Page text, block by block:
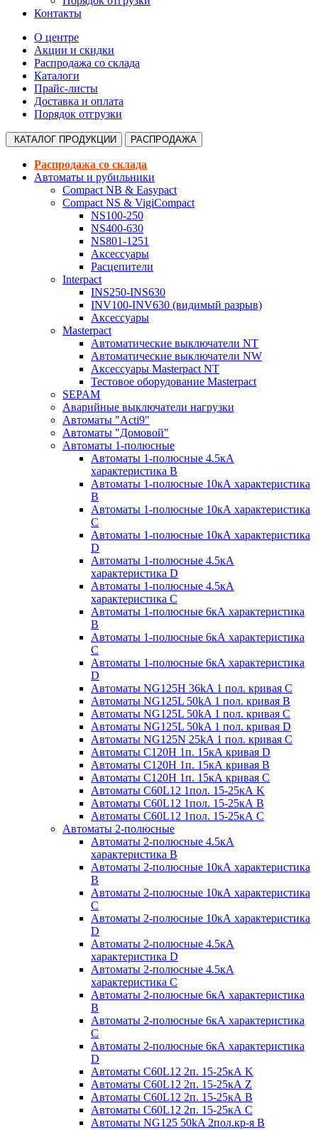
Контакты
О центре
Акции и скидки
Распродажа со склада
Каталоги
Прайс-листы
Доставка и оплата
Порядок отгрузки
КАТАЛОГ ПРОДУКЦИИ РАСПРОДАЖА
Распродажа со склада
Автоматы и рубильники
Compact NB & Easypact
Compact NS & VigiCompact
NS100-250
NS400-630
NS801-1251
Аксессуары
Расцепители
Interpact
INS250-INS630
INV100-INV630 (видимый разрыв)
Аксессуары
Masterpact
Автоматические выключатели NT
Автоматические выключатели NW
Аксессуары Masterpact NT
Тестовое оборудование Masterpact
SEPAM
Аварийные выключатели нагрузки
Автоматы "Acti9"
Автоматы "Домовой"
Автоматы 1-полюсные
Автоматы 1-полюсные 4.5кА
характеристика В
Автоматы 1-полюсные 10кА характеристика
B
Автоматы 1-полюсные 10кА характеристика
C
Автоматы 1-полюсные 10кА характеристика
D
Автоматы 1-полюсные 4.5кА
характеристика D
Автоматы 1-полюсные 4.5кА
характеристика С
Автоматы 1-полюсные 6кА характеристика
B
Автоматы 1-полюсные 6кА характеристика
C
Автоматы 1-полюсные 6кА характеристика
D
Автоматы NG125H 36kA 1 пол. кривая C
Автоматы NG125L 50kA 1 пол. кривая B
Автоматы NG125L 50kA 1 пол. кривая C
Автоматы NG125L 50kA 1 пол. кривая D
Автоматы NG125N 25kA 1 пол. кривая C
Автоматы С120H 1п. 15кА кривая D
Автоматы С120H 1п. 15кА кривая В
Автоматы С120H 1п. 15кА кривая С
Автоматы С60L12 1пол. 15-25кА K
Автоматы С60L12 1пол. 15-25кА В
Автоматы С60L12 1пол. 15-25кА С
Автоматы 2-полюсные
Автоматы 2-полюсные 4.5кА
характеристика В
Автоматы 2-полюсные 10кА характеристика
B
Автоматы 2-полюсные 10кА характеристика
C
Автоматы 2-полюсные 10кА характеристика
D
Автоматы 2-полюсные 4.5кА
характеристика D
Автоматы 2-полюсные 4.5кА
характеристика С
Автоматы 2-полюсные 6кА характеристика
B
Автоматы 2-полюсные 6кА характеристика
C
Автоматы 2-полюсные 6кА характеристика
D
Автоматы C60L12 2п. 15-25кА K
Автоматы C60L12 2п. 15-25кА Z
Автоматы C60L12 2п. 15-25кА B
Автоматы C60L12 2п. 15-25кА C
Автоматы NG125 50kA 2пол.кр-я B